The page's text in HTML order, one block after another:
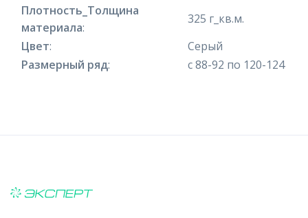
Плотность_Толщина
материала:
325 г_кв.м.
Цвет:
Серый
Размерный ряд: с 88-92 по 120-124